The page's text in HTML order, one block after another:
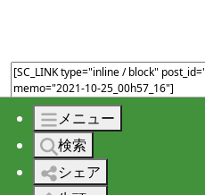
メニュー
検索
シェア